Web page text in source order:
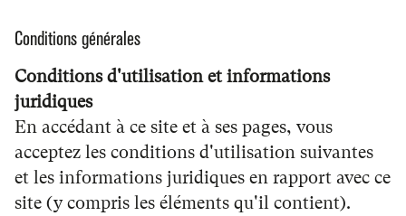
Conditions générales
Conditions d'utilisation et informations
juridiques
En accédant à ce site et à ses pages, vous
acceptez les conditions d'utilisation suivantes
et les informations juridiques en rapport avec ce
site (y compris les éléments qu'il contient).